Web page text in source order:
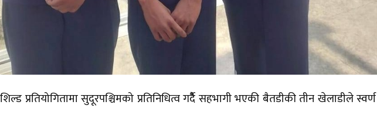
शिल्ड प्रतियोगितामा सुदूरपश्चिमको प्रतिनिधित्व गर्दैैै सहभागी भएकी बैतडीकी तीन खेलाडीले स्वर्ण